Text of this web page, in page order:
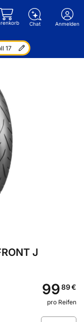
Chat Anmelden
17
J
9989€
pro Reifen